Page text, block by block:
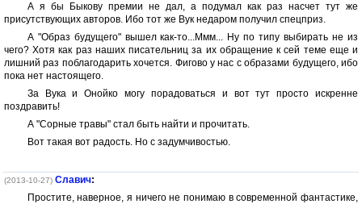
А я бы Быкову премии не дал, а подумал как раз насчет тут же
присутствующих авторов. Ибо тот же Вук недаром получил спецприз.
А "Образ будущего" вышел как-то...Ммм... Ну по типу выбирать не из
чего? Хотя как раз наших писательниц за их обращение к сей теме еще и
лишний раз поблагодарить хочется. Фигово у нас с образами будущего, ибо
пока нет настоящего.
За Вука и Онойко могу порадоваться и вот тут просто искренне
поздравить!
А "Сорные травы" стал быть найти и прочитать.
Вот такая вот радость. Но с задумчивостью.
(2013-10-27) Славич:
Простите, наверное, я ничего не понимаю в современной фантастике,